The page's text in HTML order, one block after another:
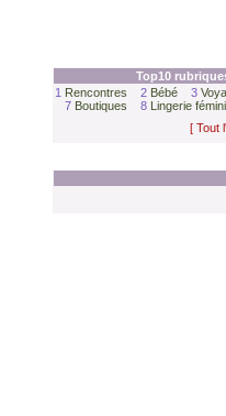
Top10
1 Rencontres 2 Bébé 3
7 Boutiques 8 Lingerie
[ Tout